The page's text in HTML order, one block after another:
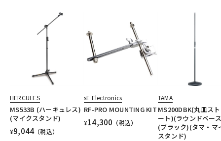
HERCULES
MS533B (ハーキュレス)
(マイクスタンド)
¥9,044（税込）
sE Electronics
RF-PRO MOUNTING KIT
¥14,300 （税込）
TAMA
MS200DBK(丸皿ス
ート)(ラウンドベー
(ブラック)(タマ・マ
スタンド)